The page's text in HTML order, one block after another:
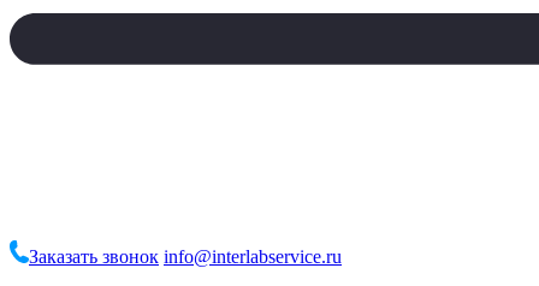
Заказать звонок info@interlabservice.ru